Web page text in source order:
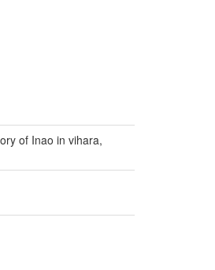
of Inao in vihara,